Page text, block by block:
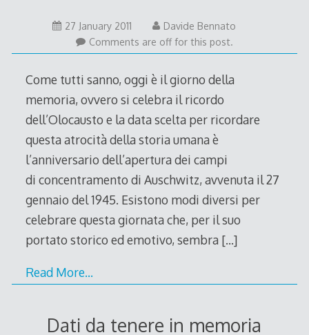
27 January 201127
January
2015
Davide Bennato
Comments are off for this post.
Come tutti sanno, oggi è il giorno della
memoria, ovvero si celebra il ricordo
dell’Olocausto e la data scelta per ricordare
questa atrocità della storia umana è
l’anniversario dell’apertura dei campi
di concentramento di Auschwitz, avvenuta il 27
gennaio del 1945. Esistono modi diversi per
celebrare questa giornata che, per il suo
portato storico ed emotivo, sembra […]
Read More…
Dati da tenere in memoria